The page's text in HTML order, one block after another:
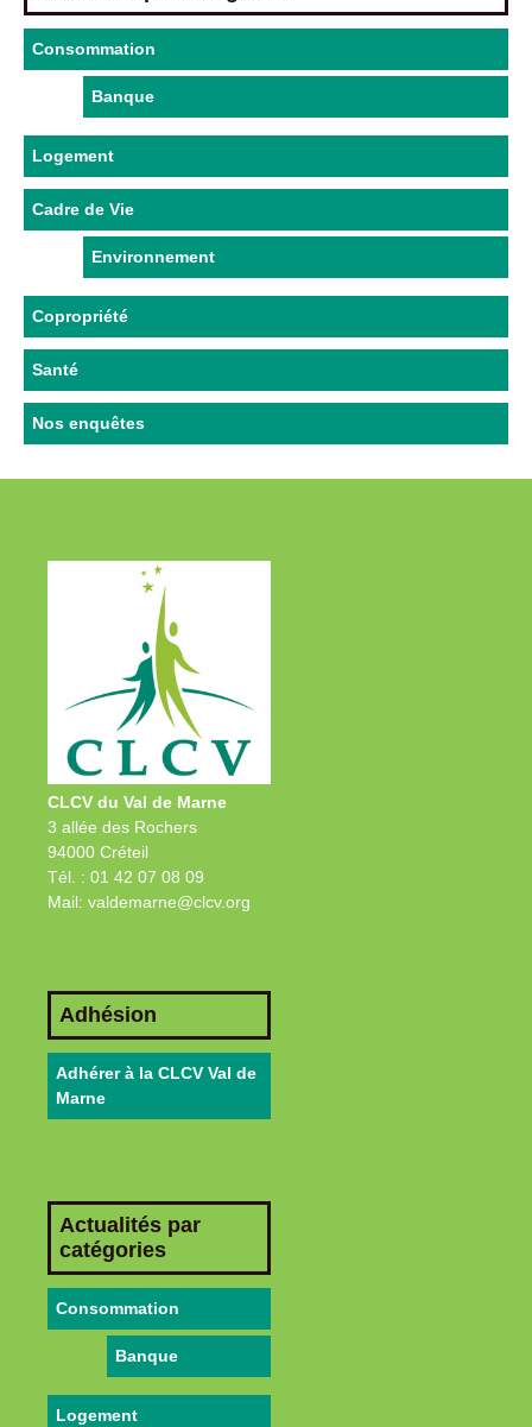
Consommation
Banque
Logement
Cadre de Vie
Environnement
Copropriété
Santé
Nos enquêtes
CLCV du Val de Marne
3 allée des Rochers
94000 Créteil
Tél. : 01 42 07 08 09
Mail: valdemarne@clcv.org
Adhésion
Adhérer à la CLCV Val de
Marne
Actualités par
catégories
Consommation
Banque
Logement